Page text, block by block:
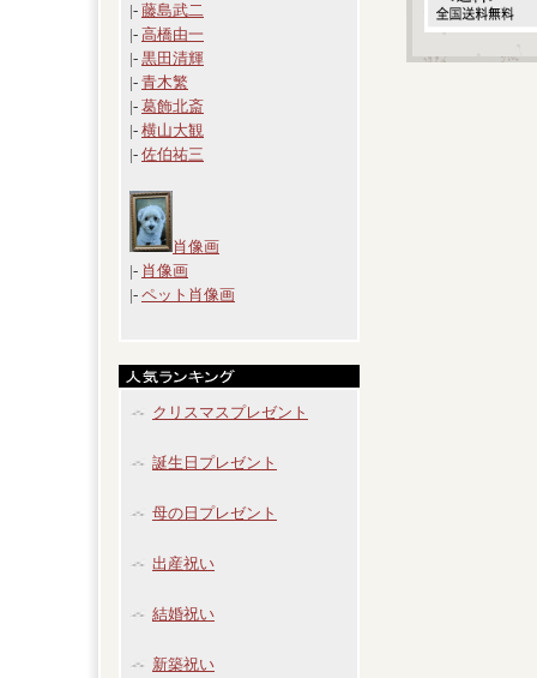
|- 藤島武二
|- 高橋由一
|- 黒田清輝
|- 青木繁
|- 葛飾北斎
|- 横山大観
|- 佐伯祐三
肖像画
|- 肖像画
|- ペット肖像画
クリスマスプレゼント
誕生日プレゼント
母の日プレゼント
出産祝い
結婚祝い
新築祝い